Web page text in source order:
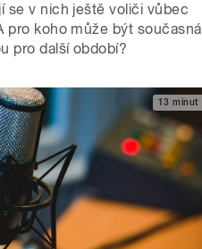
se v nich ještě voliči vůbec
pro koho může být současná
pro další období?
13 minut